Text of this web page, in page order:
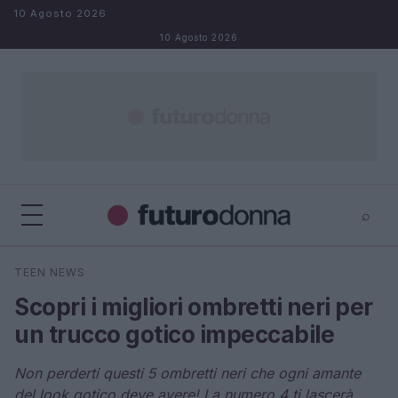
Salta al contenuto
10 Agosto 2026
10 Agosto 2026
⌕
Cerca
TEEN NEWS
Scopri i migliori ombretti neri per
un trucco gotico impeccabile
Non perderti questi 5 ombretti neri che ogni amante
del look gotico deve avere! La numero 4 ti lascerà